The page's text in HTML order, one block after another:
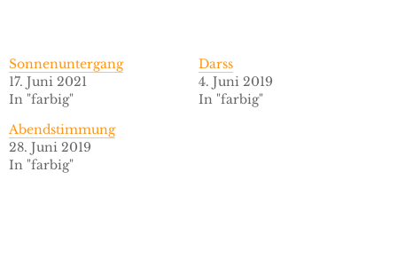
Sonnenuntergang
17. Juni 2021
In "farbig"
Darss
4. Juni 2019
In "farbig"
Abendstimmung
28. Juni 2019
In "farbig"